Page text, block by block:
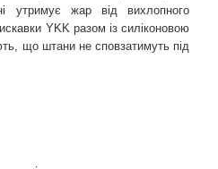
утримує жар від вихлопного
YKK разом із силіконовою
що штани не сповзатимуть під